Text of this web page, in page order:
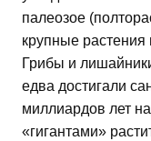
палеозое
крупные
Грибы и
едва достигали
миллиардов лет
«гигантами»